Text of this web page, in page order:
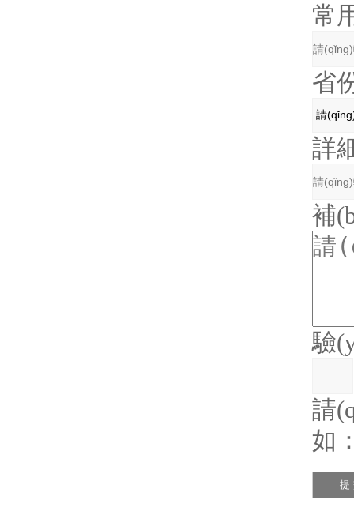
常
省
詳
補
驗
請
如